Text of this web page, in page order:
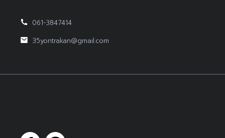
061-3847414
35yontrakan@gmail.com